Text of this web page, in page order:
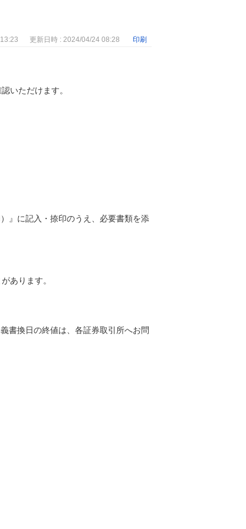
更新日時 : 2024/04/24 08:28 印刷
いただけます。
』に記入・捺印のうえ、必要書類を添
あります。
書換日の終値は、各証券取引所へお問